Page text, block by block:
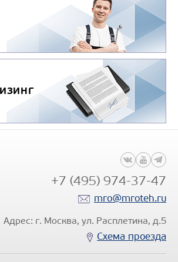
+7 (495) 974-37-47
mro@mroteh.ru
Адрес: г. Москва, ул. Расплетина, д.5
Схема проезда